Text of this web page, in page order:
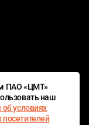
ПАО «ЦМТ»
наш
условиях